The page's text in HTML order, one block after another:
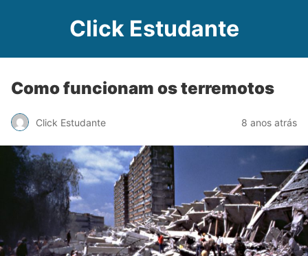
Click Estudante
Como funcionam os terremotos
Click Estudante 8 anos atrás